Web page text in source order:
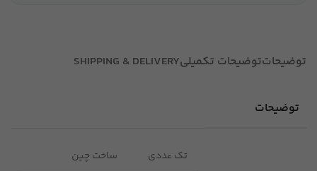
توضیحاتتوضیحات تکمیلیSHIPPING & DELIVERY
توضیحات
تک عددی ساخت چین